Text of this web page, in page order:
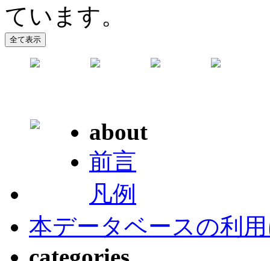
ています。
about
前言
凡例
本データベースの利